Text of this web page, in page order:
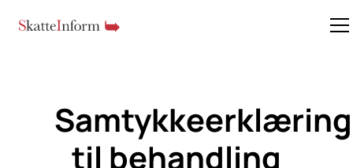
Samtykkeerklæring
til behandling